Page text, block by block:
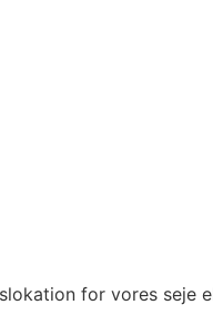
for vores seje